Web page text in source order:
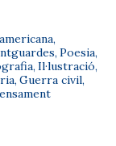
,
, Poesia,
, Il·lustració,
, Guerra civil,